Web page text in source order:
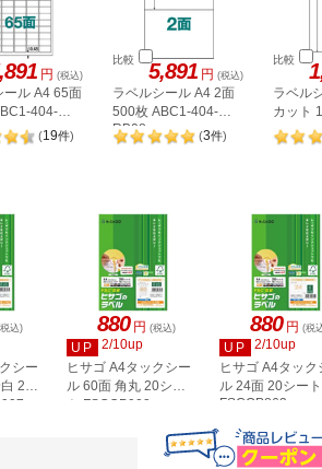
円 (税込)
ール A4 65面
404-
(19件)
比較 5,891 円 (税込)
ラベルシール A4 2面
500枚 ABC1-404-
RB08
(3件)
比較
ラベル
カット
込)
シー
20
880 円 (税込)
UP
2/10up
ヒサゴ A4タックシー
ル 60面 角丸 20シー
ト FSCOP902
880 円 (税
UP
2/10up
ヒサゴ A4タック
ル 24面 20シート
FSCOP863